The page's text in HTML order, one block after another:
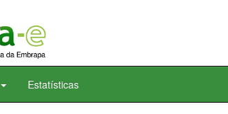
Estatísticas